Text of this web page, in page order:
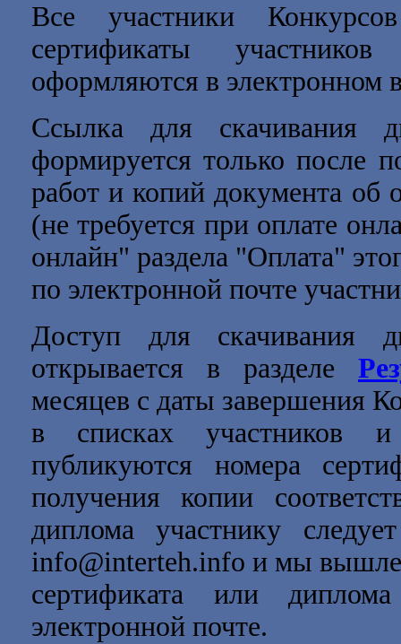
Все участники
сертификаты
оформляются в электронном
Ссылка для скачивания
формируется только после
работ и копий документа об
(не требуется при оплате
онлайн" раздела "Оплата"
по электронной почте
Доступ для скачивания
открывается в разделе
месяцев с даты завершения
в списках участников и
публикуются номера
получения копии
диплома участнику
info@interteh.info и мы
сертификата или
электронной почте.